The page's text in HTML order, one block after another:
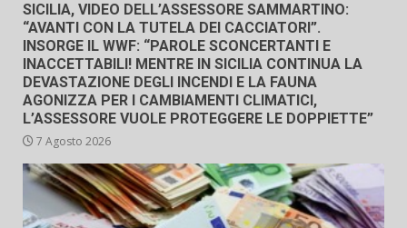
SICILIA, VIDEO DELL’ASSESSORE SAMMARTINO:
“AVANTI CON LA TUTELA DEI CACCIATORI”.
INSORGE IL WWF: “PAROLE SCONCERTANTI E
INACCETTABILI! MENTRE IN SICILIA CONTINUA LA
DEVASTAZIONE DEGLI INCENDI E LA FAUNA
AGONIZZA PER I CAMBIAMENTI CLIMATICI,
L’ASSESSORE VUOLE PROTEGGERE LE DOPPIETTE”
7 Agosto 2026